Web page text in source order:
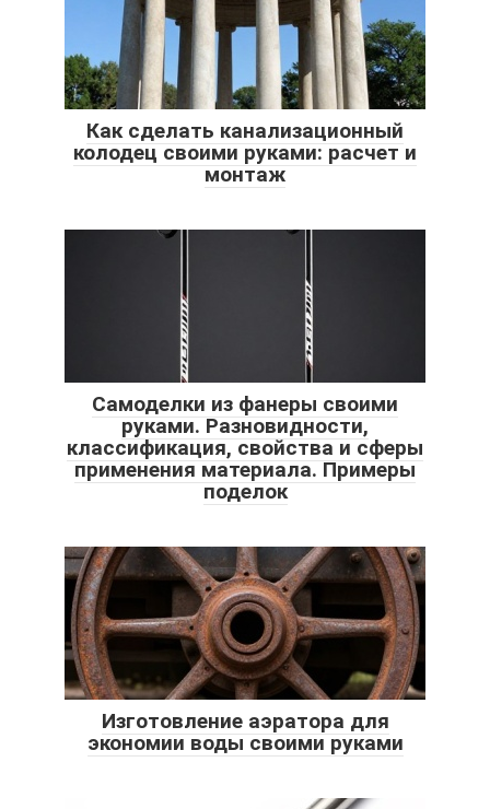
Как сделать канализационный
колодец своими руками: расчет и
монтаж
Самоделки из фанеры своими
руками. Разновидности,
классификация, свойства и сферы
применения материала. Примеры
поделок
Изготовление аэратора для
экономии воды своими руками